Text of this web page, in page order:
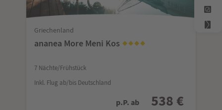
Griechenland
ananea More Meni Kos
7 Nächte/Frühstück
Inkl. Flug ab/bis Deutschland
p.P. ab 538 €